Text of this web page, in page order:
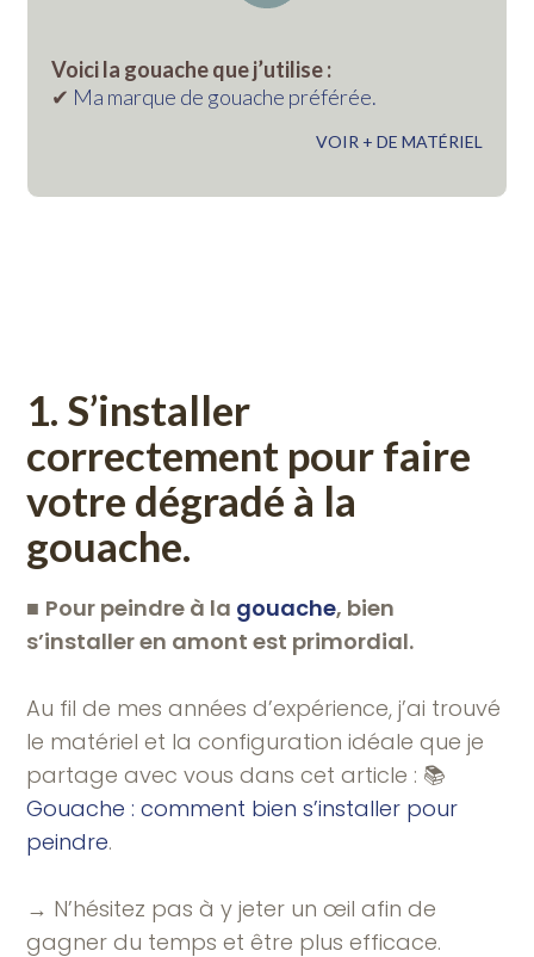
Voici la gouache que j’utilise :
✔︎ Ma marque de gouache préférée.
VOIR + DE MATÉRIEL
1. S’installer
correctement pour faire
votre dégradé à la
gouache.
■ Pour peindre à la gouache, bien
s’installer en amont est primordial.
Au fil de mes années d’expérience, j’ai trouvé
le matériel et la configuration idéale que je
partage avec vous dans cet article : 📚
Gouache : comment bien s’installer pour
peindre.
→ N’hésitez pas à y jeter un œil afin de
gagner du temps et être plus efficace.